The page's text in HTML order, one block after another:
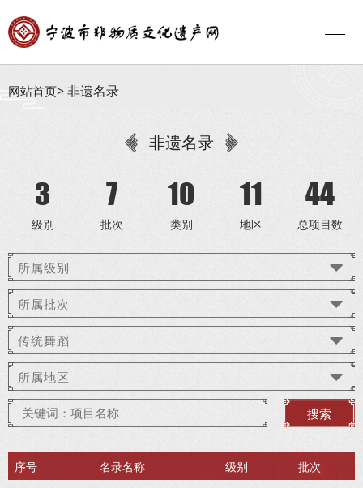
网站首页 非遗名录
非遗名录
3
级别
7
批次
10
类别
11
地区
44
总项目数
所属级别
所属批次
传统舞蹈
所属地区
搜索
序号 名录名称 级别 批次